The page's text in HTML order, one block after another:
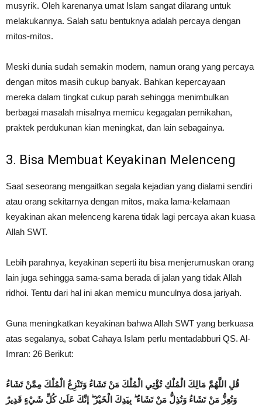
musyrik. Oleh karenanya umat Islam sangat dilarang untuk
melakukannya. Salah satu bentuknya adalah percaya dengan
mitos-mitos.
Meski dunia sudah semakin modern, namun orang yang percaya
dengan mitos masih cukup banyak. Bahkan kepercayaan
mereka dalam tingkat cukup parah sehingga menimbulkan
berbagai masalah misalnya memicu kegagalan pernikahan,
praktek perdukunan kian meningkat, dan lain sebagainya.
3. Bisa Membuat Keyakinan Melenceng
Saat seseorang mengaitkan segala kejadian yang dialami sendiri
atau orang sekitarnya dengan mitos, maka lama-kelamaan
keyakinan akan melenceng karena tidak lagi percaya akan kuasa
Allah SWT.
Lebih parahnya, keyakinan seperti itu bisa menjerumuskan orang
lain juga sehingga sama-sama berada di jalan yang tidak Allah
ridhoi. Tentu dari hal ini akan memicu munculnya dosa jariyah.
Guna meningkatkan keyakinan bahwa Allah SWT yang berkuasa
atas segalanya, sobat Cahaya Islam perlu mentadabburi QS. Al-
Imran: 26 Berikut:
قُلِ اللَّهُمَّ مَالِكَ الْمُلْكِ تُؤْتِي الْمُلْكَ مَنْ تَشَاءُ وَتَنْزِعُ الْمُلْكَ مِمَّنْ تَشَاءُ
وَتُعِزُّ مَنْ تَشَاءُ وَتُذِلُّ مَنْ تَشَاءُ ۖ بِيَدِكَ الْخَيْرُ ۖ إِنَّكَ عَلَىٰ كُلِّ شَيْءٍ قَدِيرٌ